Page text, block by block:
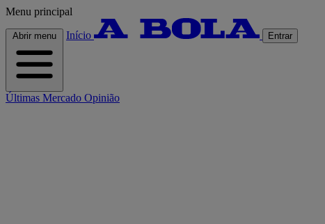
Menu principal
Abrir menu Início Entrar
Últimas Mercado Opinião